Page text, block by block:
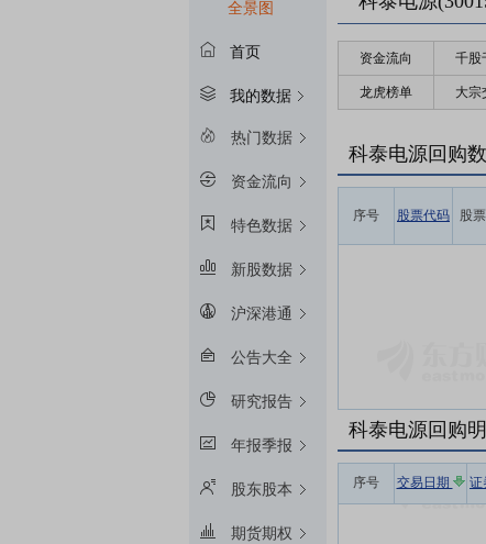
全景图
首页
我的数据
热门数据
资金流向
特色数据
新股数据
沪深港通
公告大全
研究报告
年报季报
股东股本
期货期权
资金流向 千股
龙虎榜单 大宗
科泰电源回购
序号 股票代码 股
科泰电源回购
序号 交易日期 证